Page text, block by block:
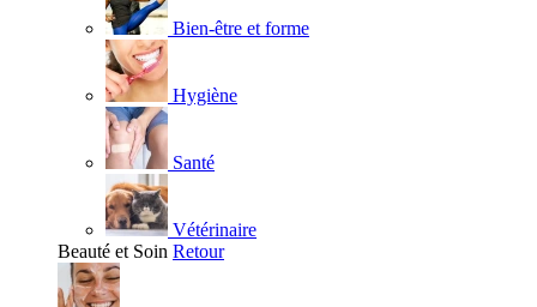
Bien-être et forme
Hygiène
Santé
Vétérinaire
Beauté et Soin Retour